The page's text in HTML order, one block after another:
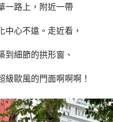
一路上，附近一帶
中心不遠。走近看，
到細節的拱形窗、
級歐風的門面啊啊啊！